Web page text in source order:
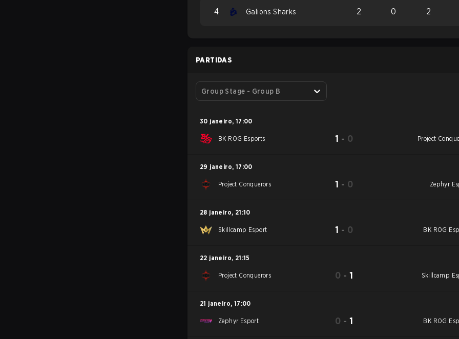
4 Galions Sharks 2 0 2
PARTIDAS
Group Stage - Group B
30 janeiro, 17:00
BK ROG Esports 1 - 0 Project
29 janeiro, 17:00
Project Conquerors 1 - 0 Zephyr
28 janeiro, 21:10
Skillcamp Esport 1 - 0 BK ROG
22 janeiro, 21:15
Project Conquerors 0 -1 Skillcamp
21 janeiro, 17:00
Zephyr Esport 0 -1 BK ROG